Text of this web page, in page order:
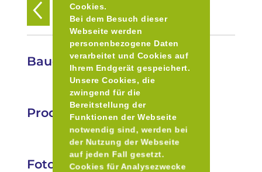
Cookies.
Bei dem Besuch dieser
Webseite werden
personenbezogene Daten
verarbeitet und Cookies auf
Ihrem Endgerät gespeichert.
Unsere Cookies, die
zwingend für die
Bereitstellung der
Funktionen der Webseite
notwendig sind, werden bei
der Nutzung der Webseite
auf jeden Fall gesetzt.
Cookies für Analysezwecke
Zurück zur Übersicht
Bauernmarkt in Laim
Produkte
Fotos